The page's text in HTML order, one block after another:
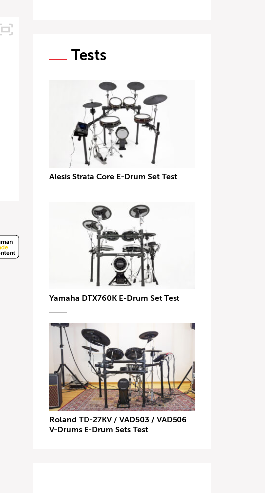
Tests
Alesis Strata Core E-Drum Set Test
Yamaha DTX760K E-Drum Set Test
Roland TD-27KV / VAD503 / VAD506
V-Drums E-Drum Sets Test